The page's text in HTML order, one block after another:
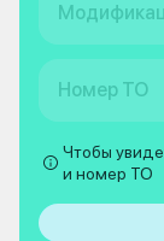
Номер ТО
Чтобы
и номер ТО